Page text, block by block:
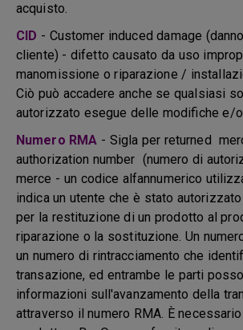
acquisto.
CID - Customer induced damage
cliente) - difetto causato da uso
manomissione o riparazione /
Ciò può accadere anche se qualsiasi
autorizzato esegue delle modifiche e/
Numero RMA - Sigla per returned
authorization number (numero di
merce - un codice alfannumerico
indica un utente che è stato autorizzato
per la restituzione di un prodotto al
riparazione o la sostituzione. Un
un numero di rintracciamento che
transazione, ed entrambe le parti
informazioni sull'avanzamento della
attraverso il numero RMA. È